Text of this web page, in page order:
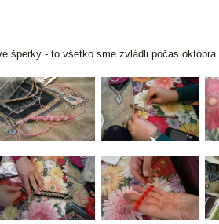
šperky - to všetko sme zvládli počas októbra.